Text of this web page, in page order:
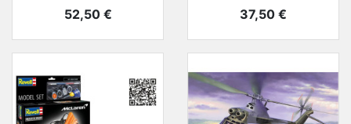
Prix
52,50 € Prix
37,50 €